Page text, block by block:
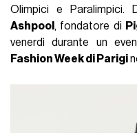
Olimpici e Paralimpici.
Ashpool, fondatore di
venerdì durante un
Fashion Week di Parigi